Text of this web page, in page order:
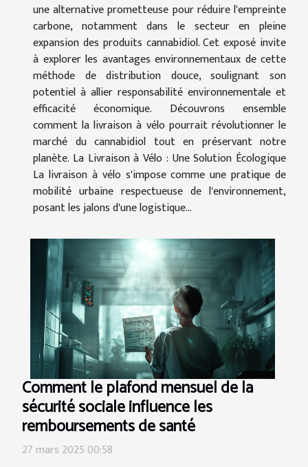
une alternative prometteuse pour réduire l'empreinte
carbone, notamment dans le secteur en pleine
expansion des produits cannabidiol. Cet exposé invite
à explorer les avantages environnementaux de cette
méthode de distribution douce, soulignant son
potentiel à allier responsabilité environnementale et
efficacité économique. Découvrons ensemble
comment la livraison à vélo pourrait révolutionner le
marché du cannabidiol tout en préservant notre
planète. La Livraison à Vélo : Une Solution Écologique
La livraison à vélo s'impose comme une pratique de
mobilité urbaine respectueuse de l'environnement,
posant les jalons d'une logistique...
Comment le plafond mensuel de la
sécurité sociale influence les
remboursements de santé
27 mars 2025 00:58